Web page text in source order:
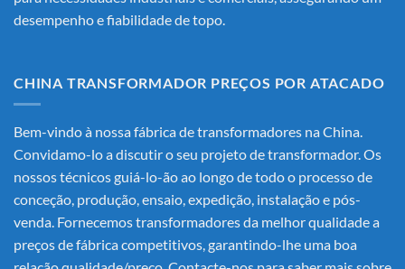
desempenho e fiabilidade de topo.
CHINA TRANSFORMADOR PREÇOS POR ATACADO
Bem-vindo à nossa fábrica de transformadores na China.
Convidamo-lo a discutir o seu projeto de transformador. Os
nossos técnicos guiá-lo-ão ao longo de todo o processo de
conceção, produção, ensaio, expedição, instalação e pós-
venda. Fornecemos transformadores da melhor qualidade a
preços de fábrica competitivos, garantindo-lhe uma boa